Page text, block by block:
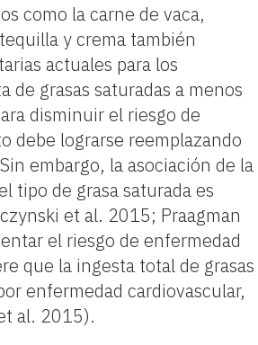
como la carne de vaca,
y crema también
actuales para los
grasas saturadas a menos
disminuir el riesgo de
debe lograrse reemplazando
embargo, la asociación de la
tipo de grasa saturada es
et al. 2015; Praagman
el riesgo de enfermedad
que la ingesta total de grasas
enfermedad cardiovascular,
al. 2015).